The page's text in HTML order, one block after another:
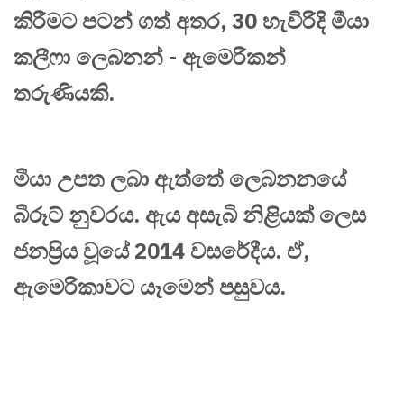
කිරීමට පටන් ගත් අතර, 30 හැවිරිදි මීයා
කලීෆා ලෙබනන් - ඇමෙරිකන්
තරුණියකි.
මීයා උපත ලබා ඇත්තේ ලෙබනනයේ
බීරූට් නුවරය. ඇය අසැබි නිළියක් ලෙස
ජනප්‍රිය වූයේ 2014 වසරේදීය. ඒ,
ඇමෙරිකාවට යෑමෙන් පසුවය.